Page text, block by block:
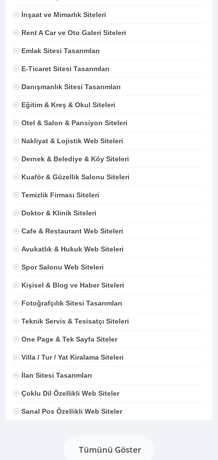
İnşaat ve Mimarlık Siteleri
Rent A Car ve Oto Galeri Siteleri
Emlak Sitesi Tasarımları
E-Ticaret Sitesi Tasarımları
Danışmanlık Sitesi Tasarımları
Eğitim & Kreş & Okul Siteleri
Otel & Salon & Pansiyon Siteleri
Nakliyat & Lojistik Web Siteleri
Dernek & Belediye & Köy Siteleri
Kuaför & Güzellik Salonu Siteleri
Temizlik Firması Siteleri
Doktor & Klinik Siteleri
Cafe & Restaurant Web Siteleri
Avukatlık & Hukuk Web Siteleri
Spor Salonu Web Siteleri
Kişisel & Blog ve Haber Siteleri
Fotoğrafçılık Sitesi Tasarımları
Teknik Servis & Tesisatçı Siteleri
One Page & Tek Sayfa Siteler
Villa / Tur / Yat Kiralama Siteleri
İlan Sitesi Tasarımları
Çoklu Dil Özellikli Web Siteler
Sanal Pos Özellikli Web Siteler
Tümünü Göster